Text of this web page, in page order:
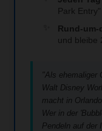
Park
Rund-um-
und bleibe
"Als ehemaliger
Walt Disney
macht in
Wer in der
Pendeln auf der